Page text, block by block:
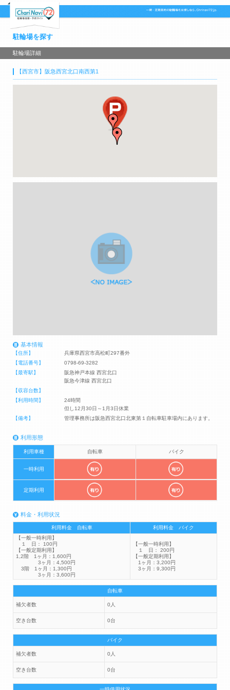
駐輪場を探す
駐輪場詳細
【西宮市】阪急西宮北口南西第1
基本情報
【住所】
兵庫県西宮市高松町297番外
【電話番号】
0798-69-3282
【最寄駅】
阪急神戸本線 西宮北口
阪急今津線 西宮北口
【収容台数】
【利用時間】
24時間
但し12月30日～1月3日休業
【備考】
管理事務所は阪急西宮北口北東第１自転車駐車場内にあります。
利用形態
利用車種 自転車 バイク
一時利用
定期利用
料金・利用状況
利用料金 自転車
利用料金 バイク
【一般一時利用】
１ 日： 100円
【一般定期利用】
1,2階 1ヶ月：1,600円
3ヶ月：4,500円
3階 1ヶ月：1,300円
3ヶ月：3,600円
【一般一時利用】
１ 日： 200円
【一般定期利用】
1ヶ月：3,200円
3ヶ月：9,300円
自転車
補欠者数 0人
空き台数 0台
バイク
補欠者数 0人
空き台数 0台